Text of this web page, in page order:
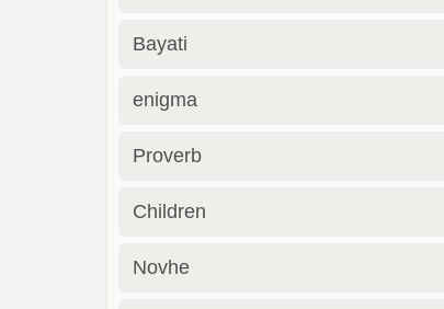
Bayati
enigma
Proverb
Children
Novhe